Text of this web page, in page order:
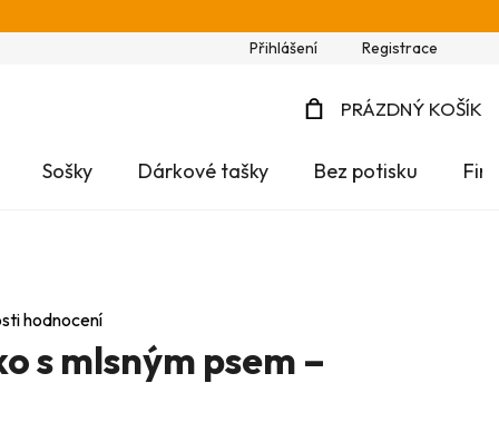
Přihlášení Registrace
PRÁZDNÝ KOŠÍK
Sošky Dárkové tašky Bez potisku
hodnocení
s mlsným psem –